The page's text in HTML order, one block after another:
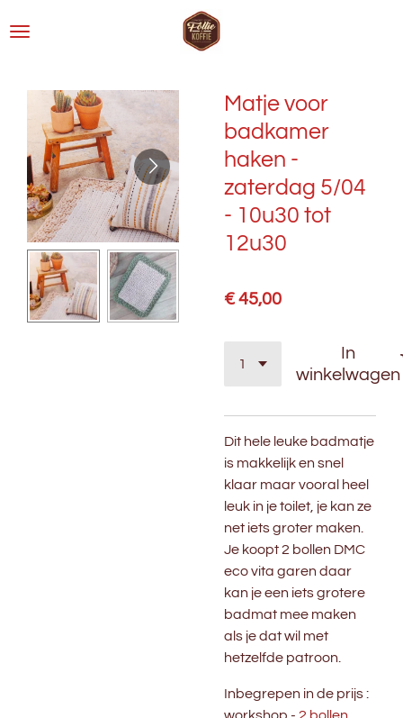
direct
hoofdinhoud
Matje voor
badkamer
haken -
zaterdag 5/04
- 10u30 tot
12u30
€ 45,00
In
winkelwagen
Dit hele leuke badmatje
is makkelijk en snel
klaar maar vooral heel
leuk in je toilet, je kan ze
net iets groter maken.
Je koopt 2 bollen DMC
eco vita garen daar
kan je een iets grotere
badmat mee maken
als je dat wil met
hetzelfde patroon.
Inbegrepen in de prijs :